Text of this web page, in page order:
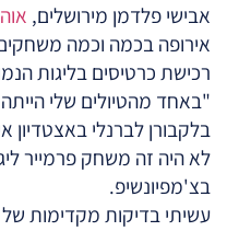
אבישי פלדמן מירושלים,
אירופה בכמה וכמה
רכישת כרטיסים בליגות
"באחד מהטיולים שלי
בלקבורן לברנלי באצטדיון
לא היה זה משחק פרמייר
בצ'מפיונשיפ.
עשיתי בדיקות מקדימות